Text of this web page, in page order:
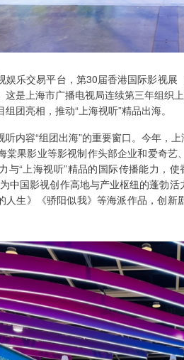
娱乐交易平台，第30届香港国际影视
这是上海市广播电视局连续第三年组织
团亮相，推动“上海视听”精品出海。
内容“组团出海”的重要窗口。今年，
棠果影业等影视制作头部企业和爱奇
与“上海视听”精品的国际传播能力，
中国影视创作高地与产业枢纽的蓬勃
人生》《骄阳似我》等海派作品，创